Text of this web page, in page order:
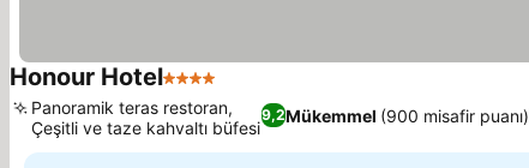
Honour Hotel4 Yıldız
9,2Mükemmel (900 misafir puanı)
Panoramik teras restoran,
Çeşitli ve taze kahvaltı büfesi